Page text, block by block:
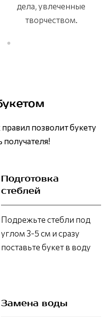
дела, увлеченные
творчеством.
позволит букету
получателя!
Подготовка
стеблей
Подрежьте стебли под
углом 3-5 см и сразу
поставьте букет в воду
Замена воды